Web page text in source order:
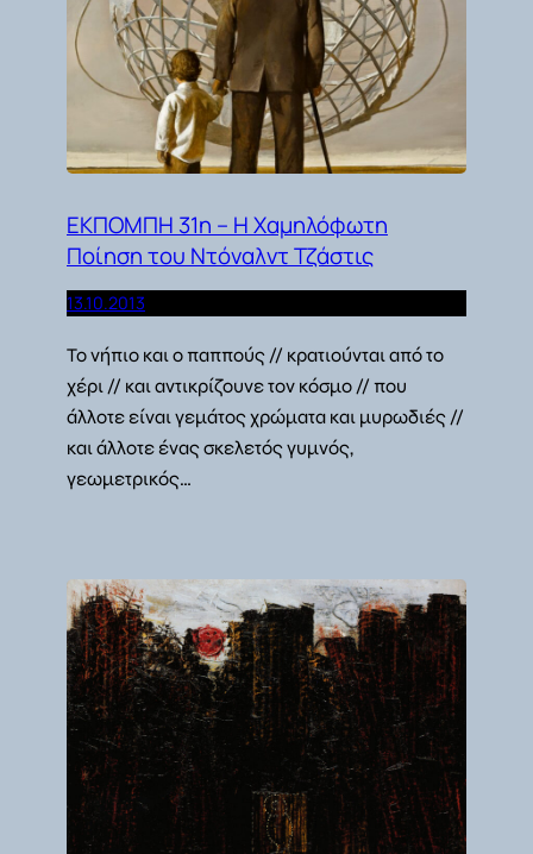
ΕΚΠΟΜΠΗ 31η – Η Χαμηλόφωτη
Ποίηση του Ντόναλντ Τζάστις
13.10.2013
Το νήπιο και ο παππούς // κρατιούνται από το
χέρι // και αντικρίζουνε τον κόσμο // που
άλλοτε είναι γεμάτος χρώματα και μυρωδιές //
και άλλοτε ένας σκελετός γυμνός,
γεωμετρικός…